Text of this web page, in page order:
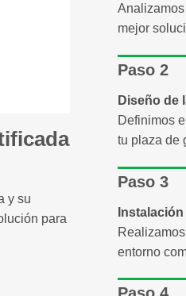
y su
para
mejor
Paso 2
Diseño de
Definimos
tu plaza de
Paso 3
entorno